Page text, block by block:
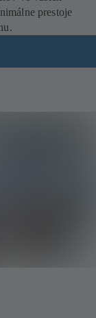
prestoje